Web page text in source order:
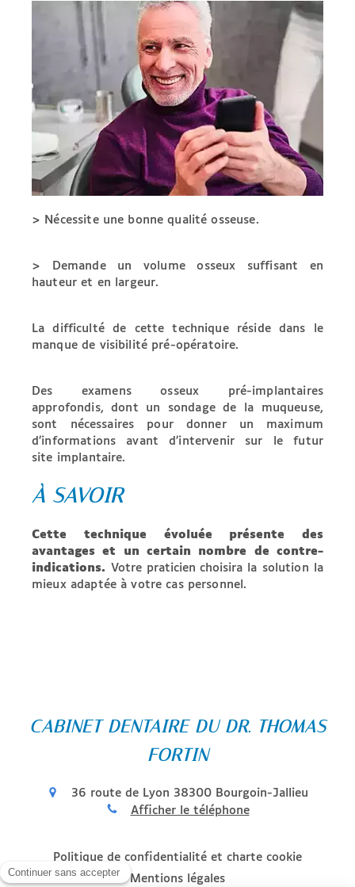
> Nécessite une bonne qualité osseuse.
> Demande un volume osseux suffisant en
hauteuret en largeur.
La difficulté de cette technique réside dans le
manquede visibilité pré-opératoire.
Des examens osseux pré-implantaires
approfondis, dont un sondage de la muqueuse,
sont nécessaires pour donner un maximum
d’informations avant d’intervenir sur le futur
site implantaire.
À SAVOIR
Cette technique évoluée présente des
avantages et un certain nombre de contre-
indications. Votre praticien choisira
la solution la
mieux adaptée à votre cas personnel.
CABINET DENTAIRE DU DR. THOMAS
FORTIN
36 route de Lyon 38300 Bourgoin-Jallieu
Afficher le téléphone
Politique de confidentialité et charte cookie
Mentions légales